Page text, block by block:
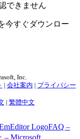
できません
今すぐダウンロー
Inc.
会社案内
プライバシー
繁體中文
FAQ –
Microsoft...